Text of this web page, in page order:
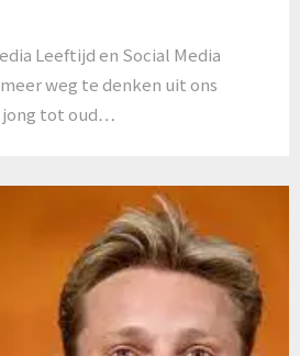
Leeftijd en Social Media
weg te denken uit ons
jong tot oud…